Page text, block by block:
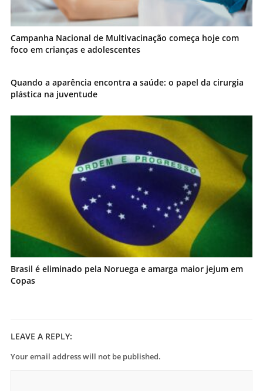
Campanha Nacional de Multivacinação começa hoje com
foco em crianças e adolescentes
Quando a aparência encontra a saúde: o papel da cirurgia
plástica na juventude
Brasil é eliminado pela Noruega e amarga maior jejum em
Copas
LEAVE A REPLY:
Your email address will not be published.